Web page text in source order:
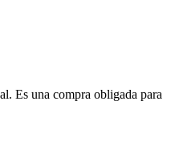
Es una compra obligada para